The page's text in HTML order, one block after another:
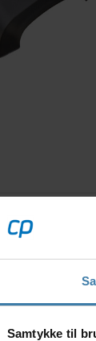
Samtykke til